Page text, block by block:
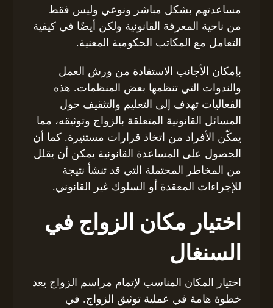
مساعدتهم بشكل مباشر ونوعي وليس فقط
من ناحية المعرفة القانونية ولكن أيضًا في كيفية
التعامل مع المكاتب الحكومية المعنية.
بإمكان الأجانب الاستفادة من ورش العمل
والندوات التي تنظمها بعض المنظمات. هذه
الفعاليات تهدف إلى التعليم والتثقيف حول
المسائل القانونية المتعلقة بالزواج وتوثيقه، مما
يمكّن الأفراد من اتخاذ قرارات مستنيرة. كما أن
الحصول على المساعدة القانونية يمكن أن يقلل
من المخاطر المحتملة التي قد تنشأ نتيجة
للإجراءات المعقدة أو السلوك غير القانوني.
اختيار مكان الزواج في
السنغال
اختيار المكان المناسب لإتمام مراسم الزواج يعد
خطوة هامة في عملية توثيق الزواج. في